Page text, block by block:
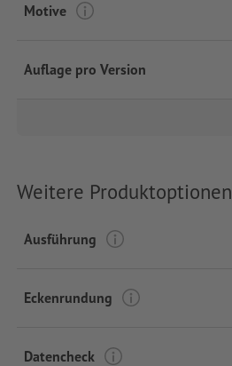
Motive
Auflage pro Version
Weitere Produktoptionen
Ausführung
Eckenrundung
Datencheck